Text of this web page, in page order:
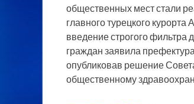
общественных мест стали
главного турецкого курорта
введение строгого фильтра
граждан заявила префектура
опубликовав решение
общественному